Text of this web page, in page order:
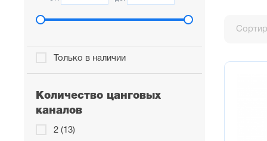
Только в наличии
Количество цанговых
каналов
2 (13)